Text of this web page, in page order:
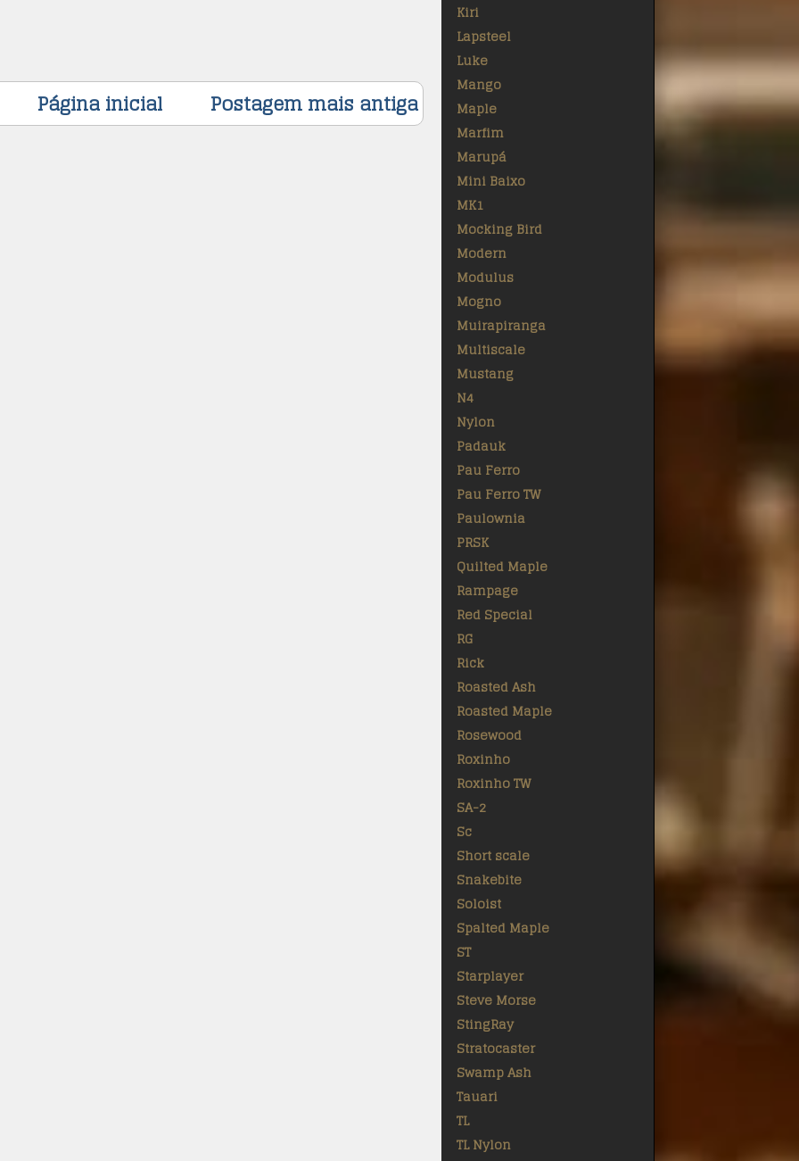
Postagem mais antiga
Página inicial
Kiri
Lapsteel
Luke
Mango
Maple
Marfim
Marupá
Mini Baixo
MK1
Mocking Bird
Modern
Modulus
Mogno
Muirapiranga
Multiscale
Mustang
N4
Nylon
Padauk
Pau Ferro
Pau Ferro TW
Paulownia
PRSK
Quilted Maple
Rampage
Red Special
RG
Rick
Roasted Ash
Roasted Maple
Rosewood
Roxinho
Roxinho TW
SA-2
Sc
Short scale
Snakebite
Soloist
Spalted Maple
ST
Starplayer
Steve Morse
StingRay
Stratocaster
Swamp Ash
Tauari
TL
TL Nylon